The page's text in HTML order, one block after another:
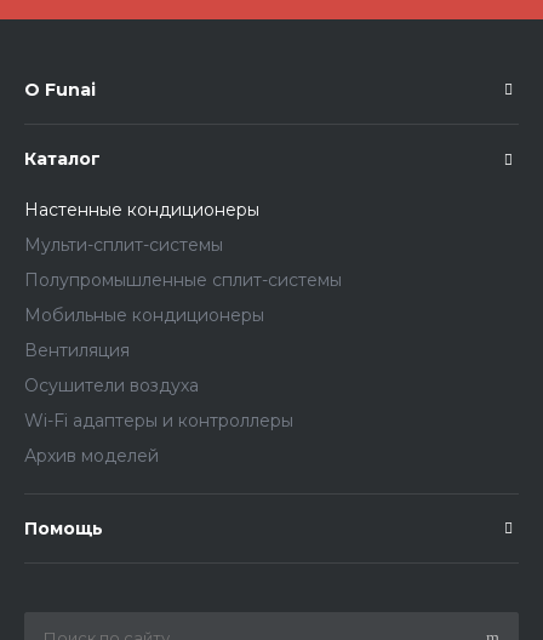
О Funai
Каталог
Настенные кондиционеры
Мульти-сплит-системы
Полупромышленные сплит-системы
Мобильные кондиционеры
Вентиляция
Осушители воздуха
Wi-Fi адаптеры и контроллеры
Архив моделей
Помощь